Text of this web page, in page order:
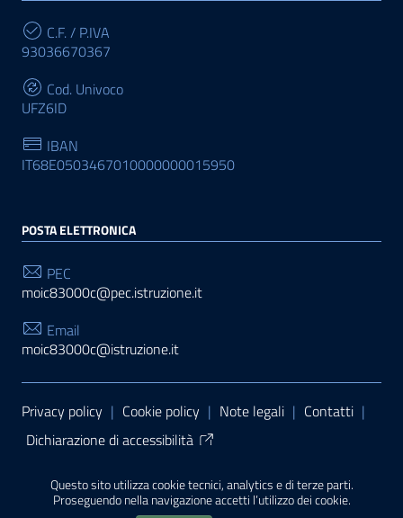
Questo sito utilizza cookie tecnici, analytics e di terze parti.
Proseguendo nella navigazione accetti l’utilizzo dei cookie.
C.F. / P.IVA
93036670367
Cod. Univoco
UFZ6ID
IBAN
IT68E0503467010000000015950
POSTA ELETTRONICA
PEC
moic83000c@pec.istruzione.it
Email
moic83000c@istruzione.it
Sezione Link Utili
Privacy policy | Cookie policy | Note legali | Contatti |
Dichiarazione di accessibilità
PA di AgID
| Realizzato con WordPress
da